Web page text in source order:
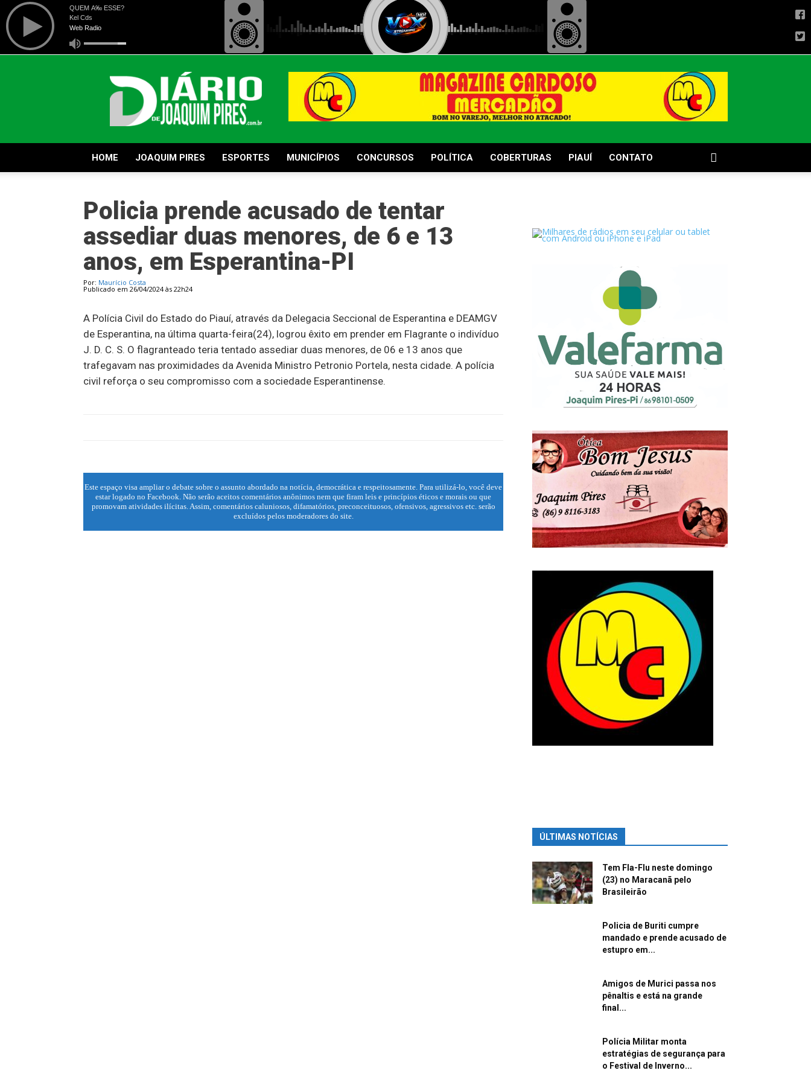
Diário
de
Joaquim
Pires
HOME JOAQUIM PIRES ESPORTES MUNICÍPIOS CONCURSOS POLÍTICA COBERTURAS PIAUÍ CONTATO
Policia prende acusado de tentar
assediar duas menores, de 6 e 13
anos, em Esperantina-PI
Por: Maurício Costa
Publicado em 26/04/2024 às 22h24
A Polícia Civil do Estado do Piauí, através da Delegacia Seccional de Esperantina e DEAMGV
de Esperantina, na última quarta-feira(24), logrou êxito em prender em Flagrante o indivíduo
J. D. C. S. O flagranteado teria tentado assediar duas menores, de 06 e 13 anos que
trafegavam nas proximidades da Avenida Ministro Petronio Portela, nesta cidade. A polícia
civil reforça o seu compromisso com a sociedade Esperantinense.
Este espaço visa ampliar o debate sobre o assunto abordado na notícia, democrática e respeitosamente. Para utilizá-lo, você deve
estar logado no Facebook. Não serão aceitos comentários anônimos nem que firam leis e princípios éticos e morais ou que
promovam atividades ilícitas. Assim, comentários caluniosos, difamatórios, preconceituosos, ofensivos, agressivos etc. serão
excluídos pelos moderadores do site.
ÚLTIMAS NOTÍCIAS
Tem Fla-Flu neste domingo
(23) no Maracanã pelo
Brasileirão
Policia de Buriti cumpre
mandado e prende acusado de
estupro em...
Amigos de Murici passa nos
pênaltis e está na grande
final...
Polícia Militar monta
estratégias de segurança para
o Festival de Inverno...